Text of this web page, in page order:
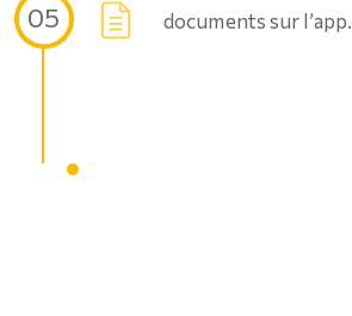
documents sur l’app.
05